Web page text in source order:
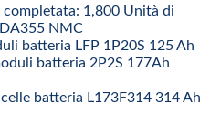
1,800 Unità di
NMC
batteria LFP 1P20S 125 Ah
batteria 2P2S 177Ah
batteria L173F314 314 Ah